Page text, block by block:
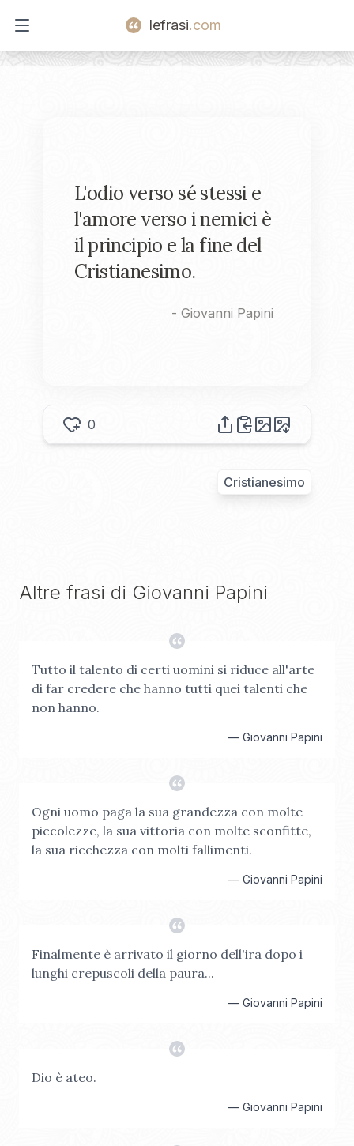
Open main menu
lefrasi.com
L'odio verso sé stessi e
l'amore verso i nemici è
il principio e la fine del
Cristianesimo.
- Giovanni Papini
0
Cristianesimo
Altre frasi di Giovanni Papini
Tutto il talento di certi uomini si riduce all'arte
di far credere che hanno tutti quei talenti che
non hanno.
— Giovanni Papini
Ogni uomo paga la sua grandezza con molte
piccolezze, la sua vittoria con molte sconfitte,
la sua ricchezza con molti fallimenti.
— Giovanni Papini
Finalmente è arrivato il giorno dell'ira dopo i
lunghi crepuscoli della paura...
— Giovanni Papini
Dio è ateo.
— Giovanni Papini